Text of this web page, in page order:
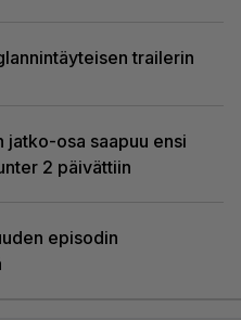
trailerin
jatko-osa saapuu ensi
2 päivättiin
episodin